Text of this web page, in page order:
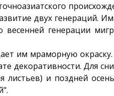
двух генераций.
генерации
им мраморную
декоративности. Для
листьев) и поздней